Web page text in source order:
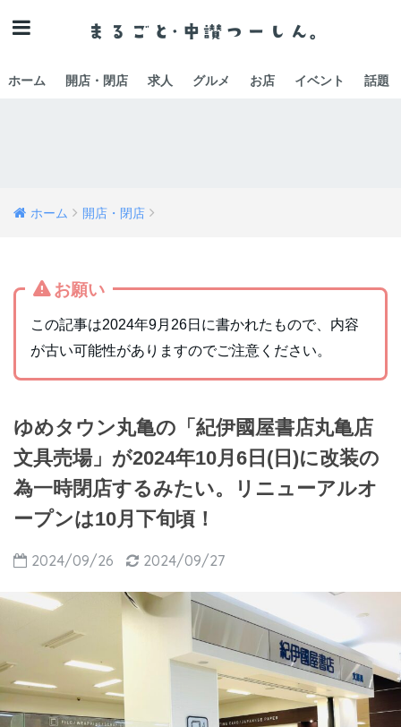
ホーム 開店・閉店 求人 グルメ お店 イベント 話題
ホーム 開店・閉店
お願い
この記事は2024年9月26日に書かれたもので、内容
が古い可能性がありますのでご注意ください。
ゆめタウン丸亀の「紀伊國屋書店丸亀店
文具売場」が2024年10月6日(日)に改装の
為一時閉店するみたい。リニューアルオ
ープンは10月下旬頃！
2024/09/26 2024/09/27